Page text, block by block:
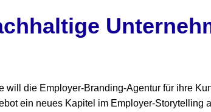
will die Employer-Branding-Agentur für ihre
ein neues Kapitel im Employer-Storytelling